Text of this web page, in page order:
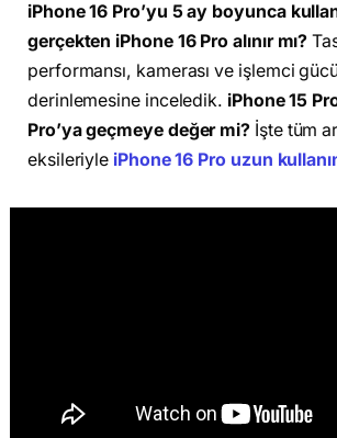
iPhone 16 Pro’yu 5 ay boyunca
gerçekten iPhone 16 Pro alınır mı?
performansı, kamerası ve işlemci
derinlemesine inceledik. iPhone 15
Pro’ya geçmeye değer mi? İşte tüm
eksileriyle iPhone 16 Pro uzun